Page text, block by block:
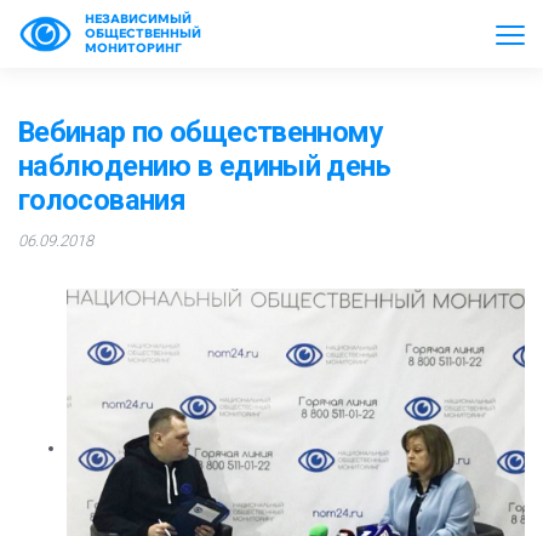
НЕЗАВИСИМЫЙ
ОБЩЕСТВЕННЫЙ
МОНИТОРИНГ
Вебинар по общественному
наблюдению в единый день
голосования
06.09.2018